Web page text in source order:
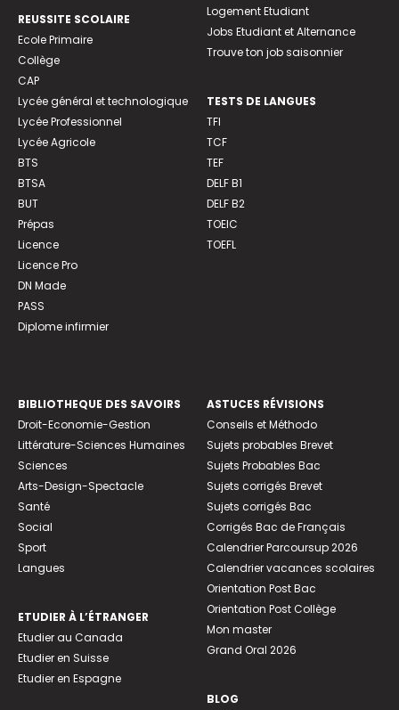
REUSSITE SCOLAIRE
Ecole Primaire
Collège
CAP
Lycée général et technologique
Lycée Professionnel
Lycée Agricole
BTS
BTSA
BUT
Prépas
Licence
Licence Pro
DN Made
PASS
Diplome infirmier
Logement Etudiant
Jobs Etudiant et Alternance
Trouve ton job saisonnier
TESTS DE LANGUES
TFI
TCF
TEF
DELF B1
DELF B2
TOEIC
TOEFL
BIBLIOTHEQUE DES SAVOIRS
Droit-Economie-Gestion
Littérature-Sciences Humaines
Sciences
Arts-Design-Spectacle
Santé
Social
Sport
Langues
ETUDIER À L’ÉTRANGER
Etudier au Canada
Etudier en Suisse
Etudier en Espagne
ASTUCES RÉVISIONS
Conseils et Méthodo
Sujets probables Brevet
Sujets Probables Bac
Sujets corrigés Brevet
Sujets corrigés Bac
Corrigés Bac de Français
Calendrier Parcoursup 2026
Calendrier vacances scolaires
Orientation Post Bac
Orientation Post Collège
Mon master
Grand Oral 2026
BLOG